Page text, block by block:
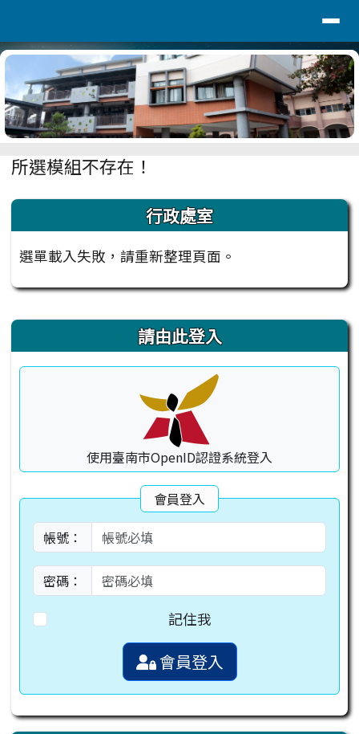
主內容區域
所選模組不存在！
左邊區域內容 行政處室
選單載入失敗，請重新整理頁面。
右邊區域內容 請由此登入
使用臺南市OpenID認證系統登入
會員登入
帳號：
密碼：
記住我
會員登入
頁尾區域